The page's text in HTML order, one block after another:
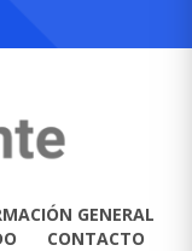
GENERAL
CONTACTO